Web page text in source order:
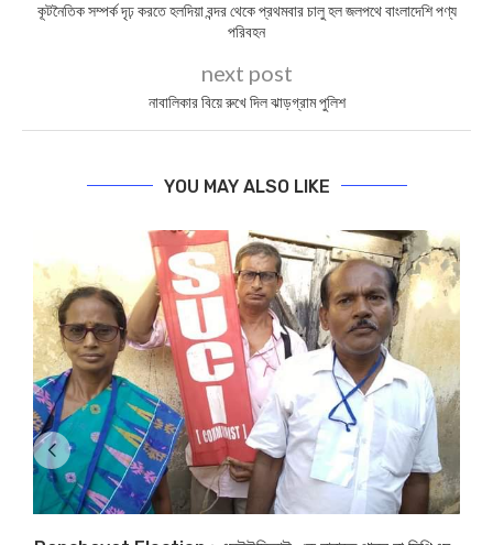
কূটনৈতিক সম্পর্ক দৃঢ় করতে হলদিয়া বন্দর থেকে প্রথমবার চালু হল জলপথে বাংলাদেশি পণ্য
পরিবহন
next post
নাবালিকার বিয়ে রুখে দিল ঝাড়গ্রাম পুলিশ
YOU MAY ALSO LIKE